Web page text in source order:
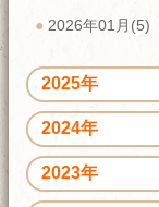
2026年01月(5)
2025年
2024年
2023年